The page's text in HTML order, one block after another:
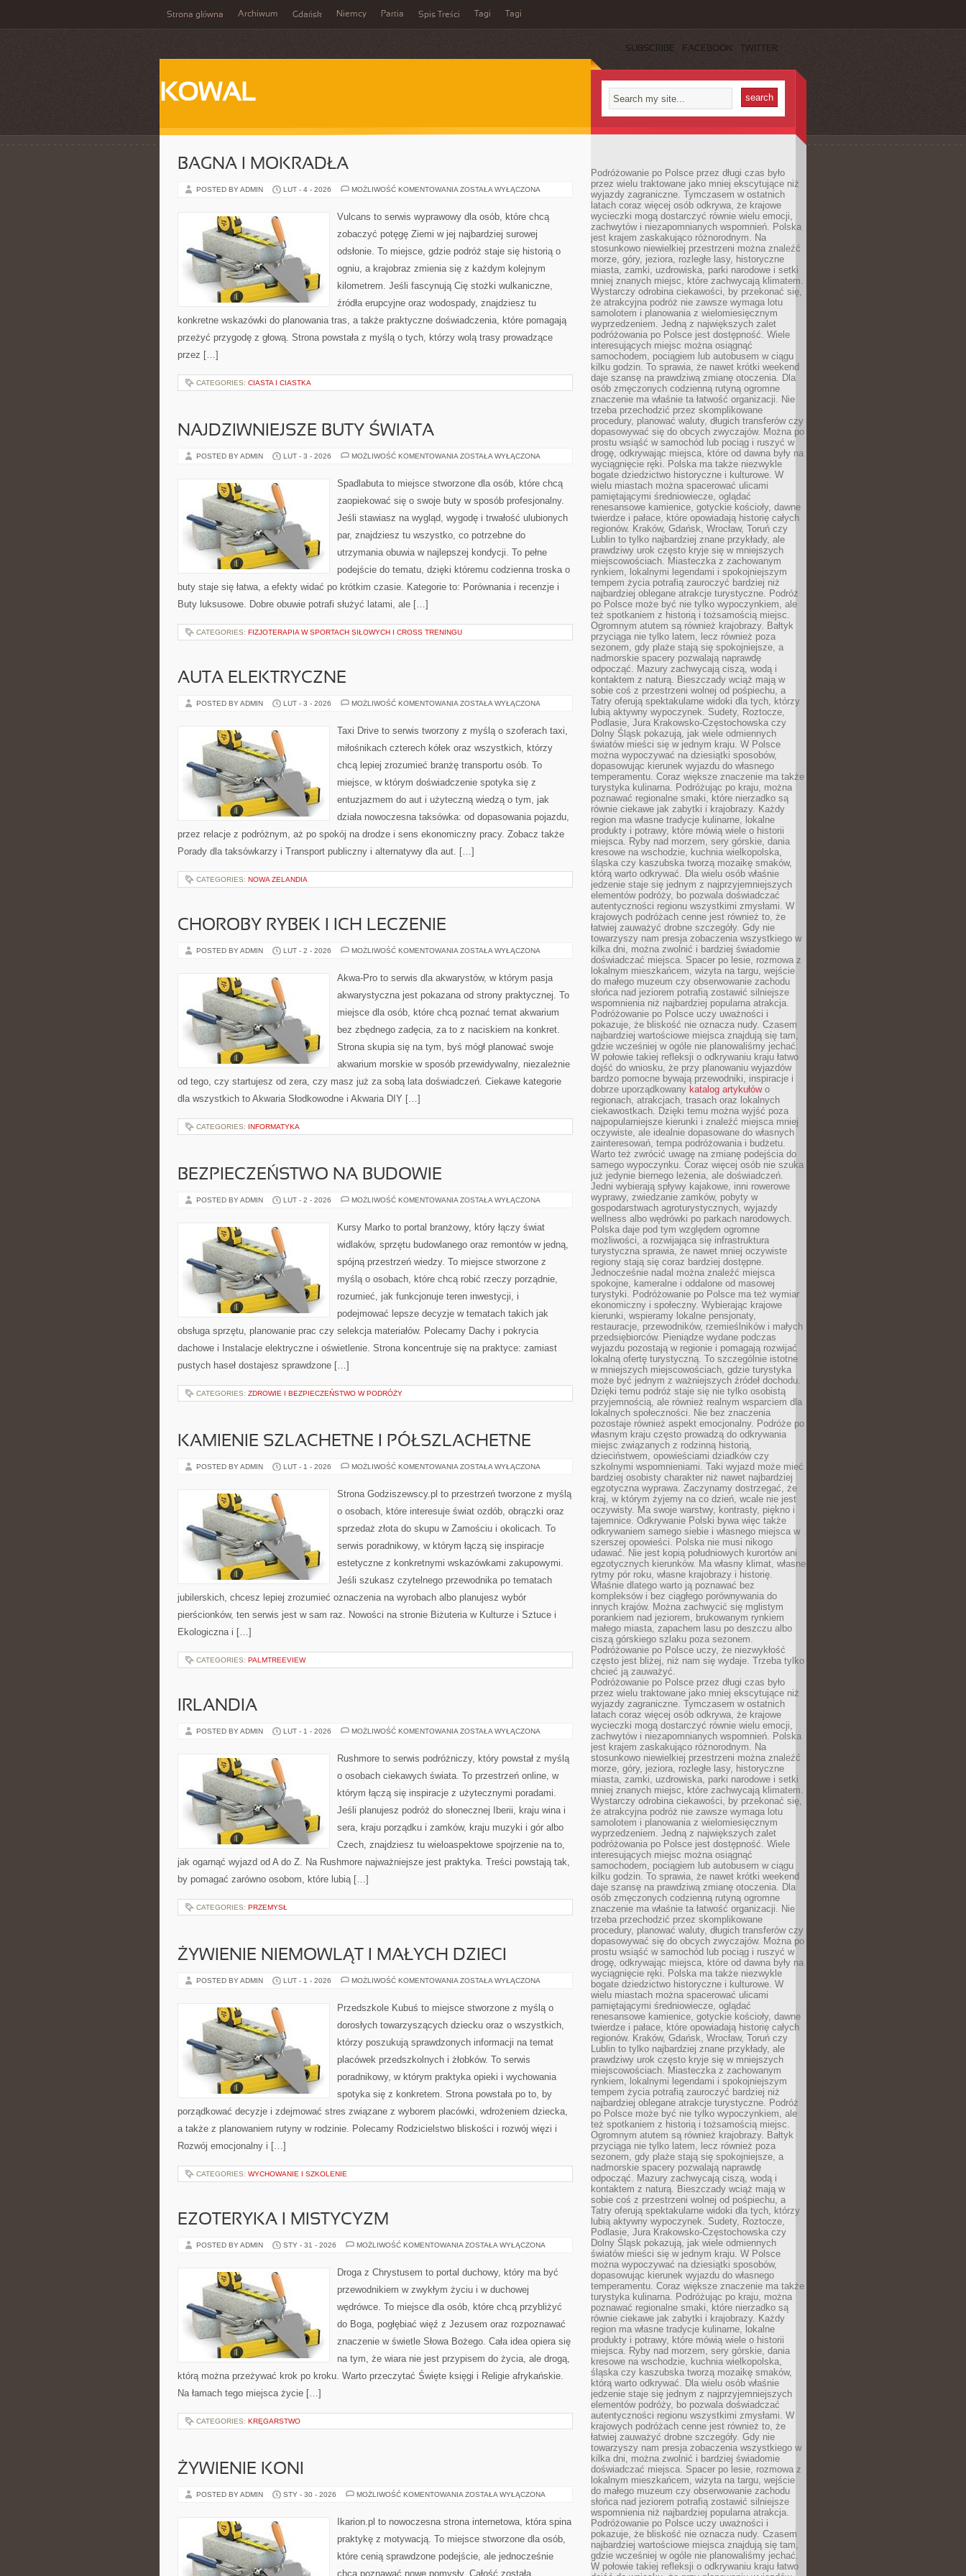
Strona główna Archiwum Gdańsk Niemcy Partia Spis Treści Tagi Tagi
SUBSCRIBE FACEBOOK TWITTER
KOWAL
BAGNA I MOKRADŁA
POSTED BY ADMIN LUT - 4 - 2026 MOŻLIWOŚĆ KOMENTOWANIA BAGNA
ZOSTAŁA WYŁĄCZONA
Vulcans to serwis wyprawowy dla osób, które chcą
zobaczyć potęgę Ziemi w jej najbardziej surowej
odsłonie. To miejsce, gdzie podróż staje się historią o
ogniu, a krajobraz zmienia się z każdym kolejnym
kilometrem. Jeśli fascynują Cię stożki wulkaniczne,
źródła erupcyjne oraz wodospady, znajdziesz tu
konkretne wskazówki do planowania tras, a także praktyczne doświadczenia, które pomagają
przeżyć przygodę z głową. Strona powstała z myślą o tych, którzy wolą trasy prowadzące
przez […]
CATEGORIES: CIASTA I CIASTKA
NAJDZIWNIEJSZE BUTY ŚWIATA
POSTED BY ADMIN LUT - 3 - 2026 MOŻLIWOŚĆ KOMENTOWANIA NAJDZIWNIEJSZE
ZOSTAŁA WYŁĄCZONA
Spadlabuta to miejsce stworzone dla osób, które chcą
zaopiekować się o swoje buty w sposób profesjonalny.
Jeśli stawiasz na wygląd, wygodę i trwałość ulubionych
par, znajdziesz tu wszystko, co potrzebne do
utrzymania obuwia w najlepszej kondycji. To pełne
podejście do tematu, dzięki któremu codzienna troska o
buty staje się łatwa, a efekty widać po krótkim czasie. Kategorie to: Porównania i recenzje i
Buty luksusowe. Dobre obuwie potrafi służyć latami, ale […]
CATEGORIES: FIZJOTERAPIA W SPORTACH SIŁOWYCH I CROSS TRENINGU
AUTA ELEKTRYCZNE
POSTED BY ADMIN LUT - 3 - 2026 MOŻLIWOŚĆ KOMENTOWANIA AUTA
ZOSTAŁA WYŁĄCZONA
Taxi Drive to serwis tworzony z myślą o szoferach taxi,
miłośnikach czterech kółek oraz wszystkich, którzy
chcą lepiej zrozumieć branżę transportu osób. To
miejsce, w którym doświadczenie spotyka się z
entuzjazmem do aut i użyteczną wiedzą o tym, jak
działa nowoczesna taksówka: od dopasowania pojazdu,
przez relacje z podróżnym, aż po spokój na drodze i sens ekonomiczny pracy. Zobacz także
Porady dla taksówkarzy i Transport publiczny i alternatywy dla aut. […]
CATEGORIES: NOWA ZELANDIA
CHOROBY RYBEK I ICH LECZENIE
POSTED BY ADMIN LUT - 2 - 2026 MOŻLIWOŚĆ KOMENTOWANIA CHOROBY
ICH
LECZENIE
ZOSTAŁA WYŁĄCZONA
Akwa-Pro to serwis dla akwarystów, w którym pasja
akwarystyczna jest pokazana od strony praktycznej. To
miejsce dla osób, które chcą poznać temat akwarium
bez zbędnego zadęcia, za to z naciskiem na konkret.
Strona skupia się na tym, byś mógł planować swoje
akwarium morskie w sposób przewidywalny, niezależnie
od tego, czy startujesz od zera, czy masz już za sobą lata doświadczeń. Ciekawe kategorie
dla wszystkich to Akwaria Słodkowodne i Akwaria DIY […]
CATEGORIES: INFORMATYKA
BEZPIECZEŃSTWO NA BUDOWIE
POSTED BY ADMIN LUT - 2 - 2026 MOŻLIWOŚĆ KOMENTOWANIA BEZPIECZEŃSTWO
ZOSTAŁA WYŁĄCZONA
Kursy Marko to portal branżowy, który łączy świat
widlaków, sprzętu budowlanego oraz remontów w jedną,
spójną przestrzeń wiedzy. To miejsce stworzone z
myślą o osobach, które chcą robić rzeczy porządnie,
rozumieć, jak funkcjonuje teren inwestycji, i
podejmować lepsze decyzje w tematach takich jak
obsługa sprzętu, planowanie prac czy selekcja materiałów. Polecamy Dachy i pokrycia
dachowe i Instalacje elektryczne i oświetlenie. Strona koncentruje się na praktyce: zamiast
pustych haseł dostajesz sprawdzone […]
CATEGORIES: ZDROWIE I BEZPIECZEŃSTWO W PODRÓŻY
KAMIENIE SZLACHETNE I PÓŁSZLACHETNE
POSTED BY ADMIN LUT - 1 - 2026 MOŻLIWOŚĆ KOMENTOWANIA KAMIENIE
PÓŁSZLACHETNE
ZOSTAŁA WYŁĄCZONA
Strona Godziszewscy.pl to przestrzeń tworzone z myślą
o osobach, które interesuje świat ozdób, obrączki oraz
sprzedaż złota do skupu w Zamościu i okolicach. To
serwis poradnikowy, w którym łączą się inspiracje
estetyczne z konkretnymi wskazówkami zakupowymi.
Jeśli szukasz czytelnego przewodnika po tematach
jubilerskich, chcesz lepiej zrozumieć oznaczenia na wyrobach albo planujesz wybór
pierścionków, ten serwis jest w sam raz. Nowości na stronie Biżuteria w Kulturze i Sztuce i
Ekologiczna i […]
CATEGORIES: PALMTREEVIEW
IRLANDIA
POSTED BY ADMIN LUT - 1 - 2026 MOŻLIWOŚĆ KOMENTOWANIA IRLANDIA
ZOSTAŁA WYŁĄCZONA
Rushmore to serwis podróżniczy, który powstał z myślą
o osobach ciekawych świata. To przestrzeń online, w
którym łączą się inspiracje z użytecznymi poradami.
Jeśli planujesz podróż do słonecznej Iberii, kraju wina i
sera, kraju porządku i zamków, kraju muzyki i gór albo
Czech, znajdziesz tu wieloaspektowe spojrzenie na to,
jak ogarnąć wyjazd od A do Z. Na Rushmore najważniejsze jest praktyka. Treści powstają tak,
by pomagać zarówno osobom, które lubią […]
CATEGORIES: PRZEMYSŁ
ŻYWIENIE NIEMOWLĄT I MAŁYCH DZIECI
POSTED BY ADMIN LUT - 1 - 2026 MOŻLIWOŚĆ KOMENTOWANIA ŻYWIENIE
MAŁYCH
DZIECI
ZOSTAŁA WYŁĄCZONA
Przedszkole Kubuś to miejsce stworzone z myślą o
dorosłych towarzyszących dziecku oraz o wszystkich,
którzy poszukują sprawdzonych informacji na temat
placówek przedszkolnych i żłobków. To serwis
poradnikowy, w którym praktyka opieki i wychowania
spotyka się z konkretem. Strona powstała po to, by
porządkować decyzje i zdejmować stres związane z wyborem placówki, wdrożeniem dziecka,
a także z planowaniem rutyny w rodzinie. Polecamy Rodzicielstwo bliskości i rozwój więzi i
Rozwój emocjonalny i […]
CATEGORIES: WYCHOWANIE I SZKOLENIE
EZOTERYKA I MISTYCYZM
POSTED BY ADMIN STY - 31 - 2026 MOŻLIWOŚĆ KOMENTOWANIA EZOTERYKA
ZOSTAŁA WYŁĄCZONA
Droga z Chrystusem to portal duchowy, który ma być
przewodnikiem w zwykłym życiu i w duchowej
wędrówce. To miejsce dla osób, które chcą przybliżyć
do Boga, pogłębiać więź z Jezusem oraz rozpoznawać
znaczenie w świetle Słowa Bożego. Cała idea opiera się
na tym, że wiara nie jest przypisem do życia, ale drogą,
którą można przeżywać krok po kroku. Warto przeczytać Święte księgi i Religie afrykańskie.
Na łamach tego miejsca życie […]
CATEGORIES: KRĘGARSTWO
ŻYWIENIE KONI
POSTED BY ADMIN STY - 30 - 2026 MOŻLIWOŚĆ KOMENTOWANIA ŻYWIENIE
ZOSTAŁA WYŁĄCZONA
Ikarion.pl to nowoczesna strona internetowa, która spina
praktykę z motywacją. To miejsce stworzone dla osób,
które cenią sprawdzone podejście, ale jednocześnie
chcą poznawać nowe pomysły. Całość została
Podróżowanie po Polsce przez długi czas było
przez wielu traktowane jako mniej ekscytujące niż
wyjazdy zagraniczne. Tymczasem w ostatnich
latach coraz więcej osób odkrywa, że krajowe
wycieczki mogą dostarczyć równie wielu emocji,
zachwytów i niezapomnianych wspomnień. Polska
jest krajem zaskakująco różnorodnym. Na
stosunkowo niewielkiej przestrzeni można znaleźć
morze, góry, jeziora, rozległe lasy, historyczne
miasta, zamki, uzdrowiska, parki narodowe i setki
mniej znanych miejsc, które zachwycają klimatem.
Wystarczy odrobina ciekawości, by przekonać się,
że atrakcyjna podróż nie zawsze wymaga lotu
samolotem i planowania z wielomiesięcznym
wyprzedzeniem. Jedną z największych zalet
podróżowania po Polsce jest dostępność. Wiele
interesujących miejsc można osiągnąć
samochodem, pociągiem lub autobusem w ciągu
kilku godzin. To sprawia, że nawet krótki weekend
daje szansę na prawdziwą zmianę otoczenia. Dla
osób zmęczonych codzienną rutyną ogromne
znaczenie ma właśnie ta łatwość organizacji. Nie
trzeba przechodzić przez skomplikowane
procedury, planować waluty, długich transferów czy
dopasowywać się do obcych zwyczajów. Można po
prostu wsiąść w samochód lub pociąg i ruszyć w
drogę, odkrywając miejsca, które od dawna były na
wyciągnięcie ręki. Polska ma także niezwykle
bogate dziedzictwo historyczne i kulturowe. W
wielu miastach można spacerować ulicami
pamiętającymi średniowiecze, oglądać
renesansowe kamienice, gotyckie kościoły, dawne
twierdze i pałace, które opowiadają historię całych
regionów. Kraków, Gdańsk, Wrocław, Toruń czy
Lublin to tylko najbardziej znane przykłady, ale
prawdziwy urok często kryje się w mniejszych
miejscowościach. Miasteczka z zachowanym
rynkiem, lokalnymi legendami i spokojniejszym
tempem życia potrafią zauroczyć bardziej niż
najbardziej oblegane atrakcje turystyczne. Podróż
po Polsce może być nie tylko wypoczynkiem, ale
też spotkaniem z historią i tożsamością miejsc.
Ogromnym atutem są również krajobrazy. Bałtyk
przyciąga nie tylko latem, lecz również poza
sezonem, gdy plaże stają się spokojniejsze, a
nadmorskie spacery pozwalają naprawdę
odpocząć. Mazury zachwycają ciszą, wodą i
kontaktem z naturą. Bieszczady wciąż mają w
sobie coś z przestrzeni wolnej od pośpiechu, a
Tatry oferują spektakularne widoki dla tych, którzy
lubią aktywny wypoczynek. Sudety, Roztocze,
Podlasie, Jura Krakowsko-Częstochowska czy
Dolny Śląsk pokazują, jak wiele odmiennych
światów mieści się w jednym kraju. W Polsce
można wypoczywać na dziesiątki sposobów,
dopasowując kierunek wyjazdu do własnego
temperamentu. Coraz większe znaczenie ma także
turystyka kulinarna. Podróżując po kraju, można
poznawać regionalne smaki, które nierzadko są
równie ciekawe jak zabytki i krajobrazy. Każdy
region ma własne tradycje kulinarne, lokalne
produkty i potrawy, które mówią wiele o historii
miejsca. Ryby nad morzem, sery górskie, dania
kresowe na wschodzie, kuchnia wielkopolska,
śląska czy kaszubska tworzą mozaikę smaków,
którą warto odkrywać. Dla wielu osób właśnie
jedzenie staje się jednym z najprzyjemniejszych
elementów podróży, bo pozwala doświadczać
autentyczności regionu wszystkimi zmysłami. W
krajowych podróżach cenne jest również to, że
łatwiej zauważyć drobne szczegóły. Gdy nie
towarzyszy nam presja zobaczenia wszystkiego w
kilka dni, można zwolnić i bardziej świadomie
doświadczać miejsca. Spacer po lesie, rozmowa z
lokalnym mieszkańcem, wizyta na targu, wejście
do małego muzeum czy obserwowanie zachodu
słońca nad jeziorem potrafią zostawić silniejsze
wspomnienia niż najbardziej popularna atrakcja.
Podróżowanie po Polsce uczy uważności i
pokazuje, że bliskość nie oznacza nudy. Czasem
najbardziej wartościowe miejsca znajdują się tam,
gdzie wcześniej w ogóle nie planowaliśmy jechać.
W połowie takiej refleksji o odkrywaniu kraju łatwo
dojść do wniosku, że przy planowaniu wyjazdów
bardzo pomocne bywają przewodniki, inspiracje i
dobrze uporządkowany katalog artykułówo
regionach, atrakcjach, trasach oraz lokalnych
ciekawostkach. Dzięki temu można wyjść poza
najpopularniejsze kierunki i znaleźć miejsca mniej
oczywiste, ale idealnie dopasowane do własnych
zainteresowań, tempa podróżowania i budżetu.
Warto też zwrócić uwagę na zmianę podejścia do
samego wypoczynku. Coraz więcej osób nie szuka
już jedynie biernego leżenia, ale doświadczeń.
Jedni wybierają spływy kajakowe, inni rowerowe
wyprawy, zwiedzanie zamków, pobyty w
gospodarstwach agroturystycznych, wyjazdy
wellness albo wędrówki po parkach narodowych.
Polska daje pod tym względem ogromne
możliwości, a rozwijająca się infrastruktura
turystyczna sprawia, że nawet mniej oczywiste
regiony stają się coraz bardziej dostępne.
Jednocześnie nadal można znaleźć miejsca
spokojne, kameralne i oddalone od masowej
turystyki. Podróżowanie po Polsce ma też wymiar
ekonomiczny i społeczny. Wybierając krajowe
kierunki, wspieramy lokalne pensjonaty,
restauracje, przewodników, rzemieślników i małych
przedsiębiorców. Pieniądze wydane podczas
wyjazdu pozostają w regionie i pomagają rozwijać
lokalną ofertę turystyczną. To szczególnie istotne
w mniejszych miejscowościach, gdzie turystyka
może być jednym z ważniejszych źródeł dochodu.
Dzięki temu podróż staje się nie tylko osobistą
przyjemnością, ale również realnym wsparciem dla
lokalnych społeczności. Nie bez znaczenia
pozostaje również aspekt emocjonalny. Podróże po
własnym kraju często prowadzą do odkrywania
miejsc związanych z rodzinną historią,
dzieciństwem, opowieściami dziadków czy
szkolnymi wspomnieniami. Taki wyjazd może mieć
bardziej osobisty charakter niż nawet najbardziej
egzotyczna wyprawa. Zaczynamy dostrzegać, że
kraj, w którym żyjemy na co dzień, wcale nie jest
oczywisty. Ma swoje warstwy, kontrasty, piękno i
tajemnice. Odkrywanie Polski bywa więc także
odkrywaniem samego siebie i własnego miejsca w
szerszej opowieści. Polska nie musi nikogo
udawać. Nie jest kopią południowych kurortów ani
egzotycznych kierunków. Ma własny klimat, własne
rytmy pór roku, własne krajobrazy i historię.
Właśnie dlatego warto ją poznawać bez
kompleksów i bez ciągłego porównywania do
innych krajów. Można zachwycić się mglistym
porankiem nad jeziorem, brukowanym rynkiem
małego miasta, zapachem lasu po deszczu albo
ciszą górskiego szlaku poza sezonem.
Podróżowanie po Polsce uczy, że niezwykłość
często jest bliżej, niż nam się wydaje. Trzeba tylko
chcieć ją zauważyć.
Podróżowanie po Polsce przez długi czas było
przez wielu traktowane jako mniej ekscytujące niż
wyjazdy zagraniczne. Tymczasem w ostatnich
latach coraz więcej osób odkrywa, że krajowe
wycieczki mogą dostarczyć równie wielu emocji,
zachwytów i niezapomnianych wspomnień. Polska
jest krajem zaskakująco różnorodnym. Na
stosunkowo niewielkiej przestrzeni można znaleźć
morze, góry, jeziora, rozległe lasy, historyczne
miasta, zamki, uzdrowiska, parki narodowe i setki
mniej znanych miejsc, które zachwycają klimatem.
Wystarczy odrobina ciekawości, by przekonać się,
że atrakcyjna podróż nie zawsze wymaga lotu
samolotem i planowania z wielomiesięcznym
wyprzedzeniem. Jedną z największych zalet
podróżowania po Polsce jest dostępność. Wiele
interesujących miejsc można osiągnąć
samochodem, pociągiem lub autobusem w ciągu
kilku godzin. To sprawia, że nawet krótki weekend
daje szansę na prawdziwą zmianę otoczenia. Dla
osób zmęczonych codzienną rutyną ogromne
znaczenie ma właśnie ta łatwość organizacji. Nie
trzeba przechodzić przez skomplikowane
procedury, planować waluty, długich transferów czy
dopasowywać się do obcych zwyczajów. Można po
prostu wsiąść w samochód lub pociąg i ruszyć w
drogę, odkrywając miejsca, które od dawna były na
wyciągnięcie ręki. Polska ma także niezwykle
bogate dziedzictwo historyczne i kulturowe. W
wielu miastach można spacerować ulicami
pamiętającymi średniowiecze, oglądać
renesansowe kamienice, gotyckie kościoły, dawne
twierdze i pałace, które opowiadają historię całych
regionów. Kraków, Gdańsk, Wrocław, Toruń czy
Lublin to tylko najbardziej znane przykłady, ale
prawdziwy urok często kryje się w mniejszych
miejscowościach. Miasteczka z zachowanym
rynkiem, lokalnymi legendami i spokojniejszym
tempem życia potrafią zauroczyć bardziej niż
najbardziej oblegane atrakcje turystyczne. Podróż
po Polsce może być nie tylko wypoczynkiem, ale
też spotkaniem z historią i tożsamością miejsc.
Ogromnym atutem są również krajobrazy. Bałtyk
przyciąga nie tylko latem, lecz również poza
sezonem, gdy plaże stają się spokojniejsze, a
nadmorskie spacery pozwalają naprawdę
odpocząć. Mazury zachwycają ciszą, wodą i
kontaktem z naturą. Bieszczady wciąż mają w
sobie coś z przestrzeni wolnej od pośpiechu, a
Tatry oferują spektakularne widoki dla tych, którzy
lubią aktywny wypoczynek. Sudety, Roztocze,
Podlasie, Jura Krakowsko-Częstochowska czy
Dolny Śląsk pokazują, jak wiele odmiennych
światów mieści się w jednym kraju. W Polsce
można wypoczywać na dziesiątki sposobów,
dopasowując kierunek wyjazdu do własnego
temperamentu. Coraz większe znaczenie ma także
turystyka kulinarna. Podróżując po kraju, można
poznawać regionalne smaki, które nierzadko są
równie ciekawe jak zabytki i krajobrazy. Każdy
region ma własne tradycje kulinarne, lokalne
produkty i potrawy, które mówią wiele o historii
miejsca. Ryby nad morzem, sery górskie, dania
kresowe na wschodzie, kuchnia wielkopolska,
śląska czy kaszubska tworzą mozaikę smaków,
którą warto odkrywać. Dla wielu osób właśnie
jedzenie staje się jednym z najprzyjemniejszych
elementów podróży, bo pozwala doświadczać
autentyczności regionu wszystkimi zmysłami. W
krajowych podróżach cenne jest również to, że
łatwiej zauważyć drobne szczegóły. Gdy nie
towarzyszy nam presja zobaczenia wszystkiego w
kilka dni, można zwolnić i bardziej świadomie
doświadczać miejsca. Spacer po lesie, rozmowa z
lokalnym mieszkańcem, wizyta na targu, wejście
do małego muzeum czy obserwowanie zachodu
słońca nad jeziorem potrafią zostawić silniejsze
wspomnienia niż najbardziej popularna atrakcja.
Podróżowanie po Polsce uczy uważności i
pokazuje, że bliskość nie oznacza nudy. Czasem
najbardziej wartościowe miejsca znajdują się tam,
gdzie wcześniej w ogóle nie planowaliśmy jechać.
W połowie takiej refleksji o odkrywaniu kraju łatwo